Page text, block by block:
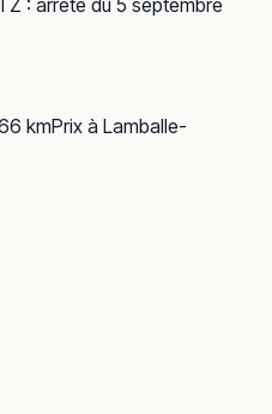
: arrêté du 5 septembre
kmPrix à Lamballe-